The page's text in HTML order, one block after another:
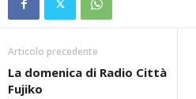
Articolo precedente
La domenica di Radio Città
Fujiko